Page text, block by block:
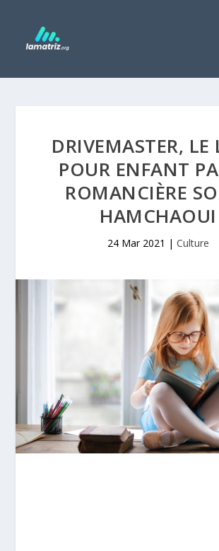
DRIVEMASTER, LE
POUR ENFANT
ROMANCIÈRE
HAMCHAOUI
24 Mar 2021 | Culture